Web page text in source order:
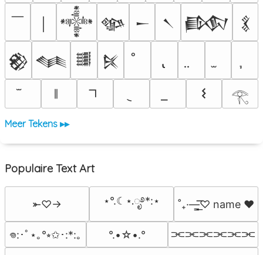
￣
𒀱 𒀲 𒀸 𒀹 𒁃 𒃽
𒆙 𒈝 𒌃
𒍮
𐌔
𓂀
Meer Tekens ▸▸
Populaire Text Art
⤜♡→ ⋆°.☾⋆.ೃ࿔*:⋆ ˚₊·—̳͟͞͞♡ name ♥️
𖦹:･ﾟ⋆｡°⭒✩･:*:｡ °.•☆•.° ⫘⫘⫘⫘⫘⫘